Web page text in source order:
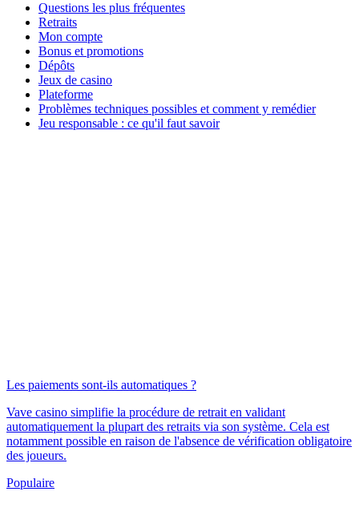
Questions les plus fréquentes
Retraits
Mon compte
Bonus et promotions
Dépôts
Jeux de casino
Plateforme
Problèmes techniques possibles et comment y remédier
Jeu responsable : ce qu'il faut savoir
Les paiements sont-ils automatiques ?
Vave casino simplifie la procédure de retrait en validant
automatiquement la plupart des retraits via son système. Cela est
notamment possible en raison de l'absence de vérification obligatoire
des joueurs.
Populaire